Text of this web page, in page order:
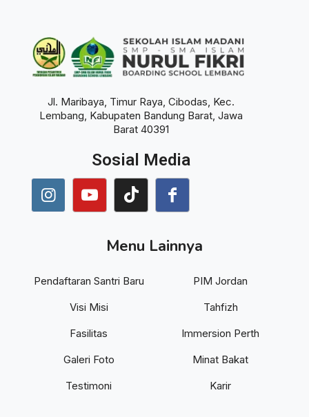
Jl. Maribaya, Timur Raya, Cibodas, Kec.
Lembang, Kabupaten Bandung Barat, Jawa
Barat 40391
Sosial Media
Menu Lainnya
Pendaftaran Santri Baru
Visi Misi
Fasilitas
Galeri Foto
Testimoni
PIM Jordan
Tahfizh
Immersion Perth
Minat Bakat
Karir